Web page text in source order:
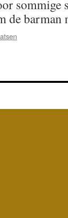
sommige
de